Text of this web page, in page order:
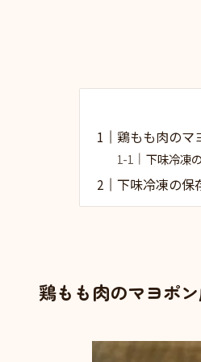
鶏もも肉のマ
下味冷凍
下味冷凍の保
鶏もも肉のマヨポ